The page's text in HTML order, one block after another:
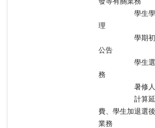
學生學籍
理
學期初網
公告
學生選課
務
暑修人工
計算延修
費、學生加退選
業務